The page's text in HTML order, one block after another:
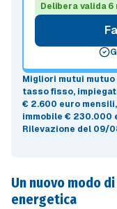
Delibera valida 6
Migliori mutui mutuo
tasso fisso,
€ 2.600 euro
immobile € 230.000
Rilevazione del 09/
Un nuovo modo
energetica